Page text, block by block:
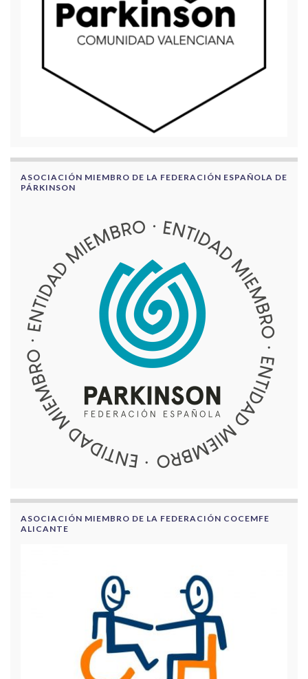
ASOCIACIÓN MIEMBRO DE LA FEDERACIÓN ESPAÑOLA DE
PÁRKINSON
ASOCIACIÓN MIEMBRO DE LA FEDERACIÓN COCEMFE
ALICANTE